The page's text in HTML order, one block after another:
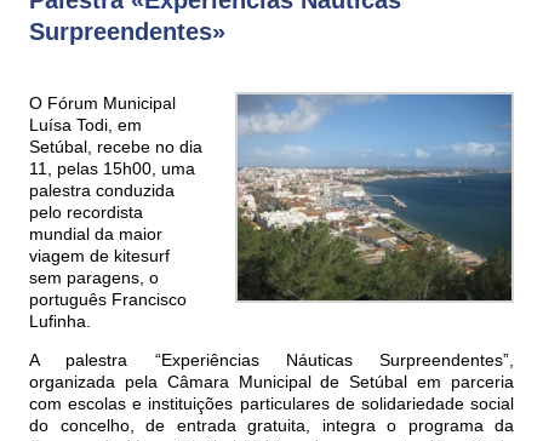
Surpreendentes»
O Fórum Municipal
Luísa Todi, em
Setúbal, recebe no dia
11, pelas 15h00, uma
palestra conduzida
pelo recordista
mundial da maior
viagem de kitesurf
sem paragens, o
português Francisco
Lufinha.
A palestra “Experiências Náuticas Surpreendentes”,
organizada pela Câmara Municipal de Setúbal em parceria
com escolas e instituições particulares de solidariedade social
do concelho, de entrada gratuita, integra o programa da